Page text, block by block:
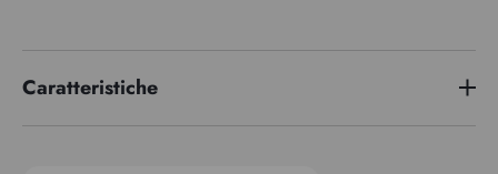
Caratteristiche